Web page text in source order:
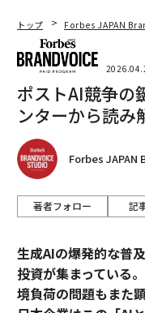
トップ Forbes JAPAN
ポストAI競争
ンターから読み
Forbes
著者フォロー 記
生成AIの爆発的な普
投資が集まっている
境負荷の問題もまた